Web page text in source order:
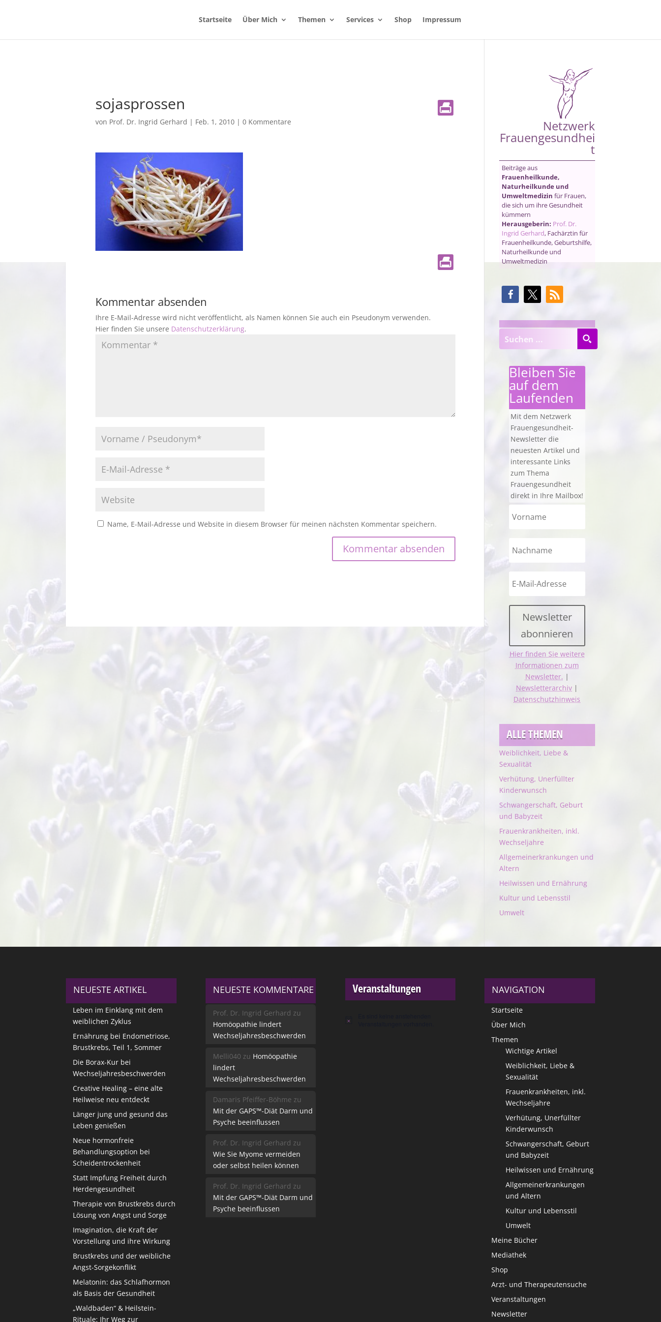
Startseite Über Mich Themen Services Shop Impressum
sojasprossen
von Prof. Dr. Ingrid Gerhard | Feb. 1, 2010| 0 Kommentare
Kommentar absenden
Ihre E-Mail-Adresse wird nicht veröffentlicht, als Namen können Sie auch ein Pseudonym verwenden.
Hier finden Sie unsere Datenschutzerklärung.
Name, E-Mail-Adresse und Website in diesem Browser für meinen nächsten Kommentar speichern.
Netzwerk
Frauengesundhei
t
Beiträge aus
Frauenheilkunde,
Naturheilkunde und
Umweltmedizin für Frauen,
die sich um ihre Gesundheit
kümmern
Herausgeberin: Prof. Dr.
Ingrid Gerhard, Fachärztin für
Frauenheilkunde, Geburtshilfe,
Naturheilkunde und
Umweltmedizin
Bleiben Sie
auf dem
Laufenden
Mit dem Netzwerk
Frauengesundheit-
Newsletter die
neuesten Artikel und
interessante Links
zum Thema
Frauengesundheit
direkt in Ihre Mailbox!
Newsletter
abonnieren
Hier finden Sie weitere
Informationen zum
Newsletter. |
Newsletterarchiv |
Datenschutzhinweis
ALLE THEMEN
Weiblichkeit, Liebe &
Sexualität
Verhütung, Unerfüllter
Kinderwunsch
Schwangerschaft, Geburt
und Babyzeit
Frauenkrankheiten, inkl.
Wechseljahre
Allgemeinerkrankungen und
Altern
Heilwissen und Ernährung
Kultur und Lebensstil
Umwelt
NEUESTE ARTIKEL
Leben im Einklang mit dem
weiblichen Zyklus
Ernährung bei Endometriose,
Brustkrebs, Teil 1, Sommer
Die Borax-Kur bei
Wechseljahresbeschwerden
Creative Healing – eine alte
Heilweise neu entdeckt
Länger jung und gesund das
Leben genießen
Neue hormonfreie
Behandlungsoption bei
Scheidentrockenheit
Statt Impfung Freiheit durch
Herdengesundheit
Therapie von Brustkrebs durch
Lösung von Angst und Sorge
Imagination, die Kraft der
Vorstellung und ihre Wirkung
Brustkrebs und der weibliche
Angst-Sorgekonflikt
Melatonin: das Schlafhormon
als Basis der Gesundheit
„Waldbaden“ & Heilstein-
Rituale: Ihr Weg zur
NEUESTE KOMMENTARE
Prof. Dr. Ingrid Gerhard zu
Homöopathie lindert
Wechseljahresbeschwerden
Melli040 zu Homöopathie
lindert
Wechseljahresbeschwerden
Damaris Pfeiffer-Böhme zu
Mit der GAPS™-Diät Darm und
Psyche beeinflussen
Prof. Dr. Ingrid Gerhard zu
Wie Sie Myome vermeiden
oder selbst heilen können
Prof. Dr. Ingrid Gerhard zu
Mit der GAPS™-Diät Darm und
Psyche beeinflussen
Veranstaltungen
Hinweis
NAVIGATION
Startseite
Über Mich
Themen
Wichtige Artikel
Weiblichkeit, Liebe &
Sexualität
Frauenkrankheiten, inkl.
Wechseljahre
Verhütung, Unerfüllter
Kinderwunsch
Schwangerschaft, Geburt
und Babyzeit
Heilwissen und Ernährung
Allgemeinerkrankungen
und Altern
Kultur und Lebensstil
Umwelt
Meine Bücher
Mediathek
Shop
Arzt- und Therapeutensuche
Veranstaltungen
Newsletter